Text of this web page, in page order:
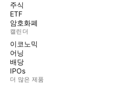
주식
ETF
암호화폐
캘린더
이코노믹
어닝
배당
IPOs
더 많은 제품